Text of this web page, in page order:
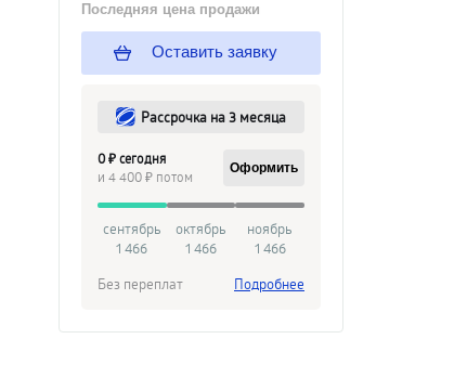
Последняя цена продажи
Оставить заявку
Рассрочка на 3 месяца
0 ₽ сегодня
и 4 400 ₽ потом
Оформить
сентябрь
1 466
октябрь
1 466
ноябрь
1 466
Без переплат
Подробнее